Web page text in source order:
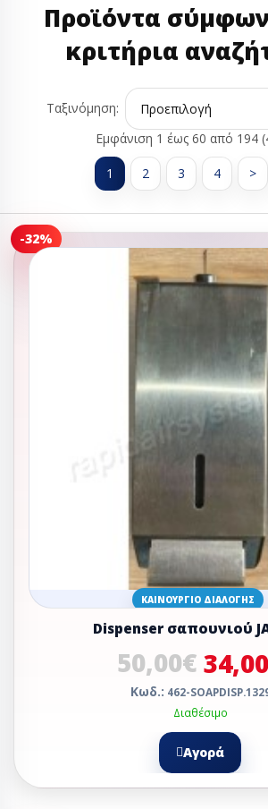
Προϊόντα
κριτήρια
Ταξινόμηση:
Εμφάνιση 1 έως 60 από 194
1 2 3 4 >
-32%
ΚΑΙΝΟΎΡΓΙΟ ΔΙΑΛΟΓΉΣ
Dispenser σαπουνιού
50,00€
Κωδ.: 462-
Διαθέσιμο
Αγορά